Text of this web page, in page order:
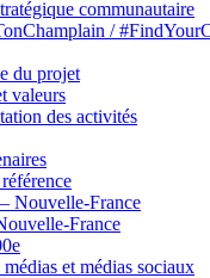
communautaire
/
du projet
valeurs
des activités
Nouvelle-France
France
et médias sociaux